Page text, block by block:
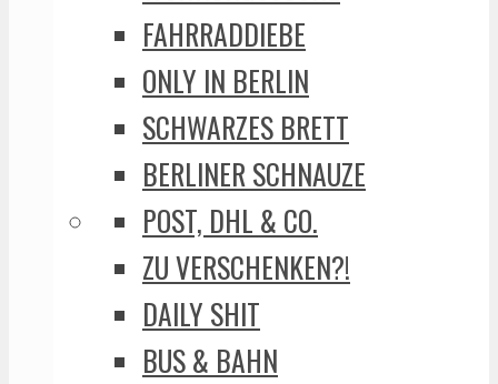
FAHRRADDIEBE
ONLY IN BERLIN
SCHWARZES BRETT
BERLINER SCHNAUZE
POST, DHL & CO.
ZU VERSCHENKEN?!
DAILY SHIT
BUS & BAHN